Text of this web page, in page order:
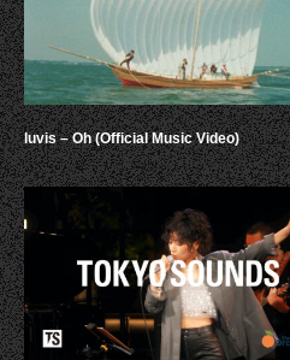
luvis – Oh (Official Music Video)